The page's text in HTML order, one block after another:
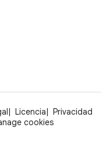
Licencia
Privacidad
cookies